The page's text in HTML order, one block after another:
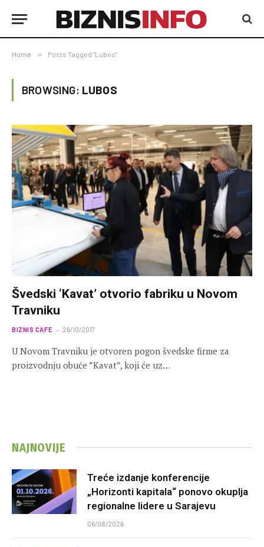
Home » Posts Tagged "Lubos"
BROWSING: LUBOS
Švedski ‘Kavat’ otvorio fabriku u Novom
Travniku
BIZNIS CAFE 26/10/2017
U Novom Travniku je otvoren pogon švedske firme za
proizvodnju obuće ”Kavat”, koji će uz…
NAJNOVIJE
Treće izdanje konferencije
„Horizonti kapitala“ ponovo okuplja
regionalne lidere u Sarajevu
06/08/2026